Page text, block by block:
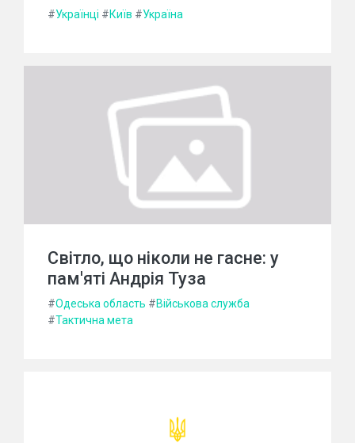
#Українці #Київ #Україна
Світло, що ніколи не гасне: у
пам'яті Андрія Туза
#Одеська область #Військова служба
#Тактична мета